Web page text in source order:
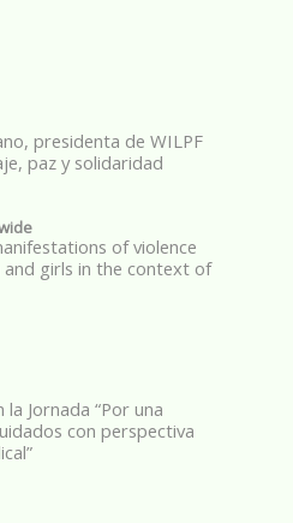
presidenta de WILPF
paz y solidaridad
of violence
and girls in the context of
Jornada “Por una
con perspectiva